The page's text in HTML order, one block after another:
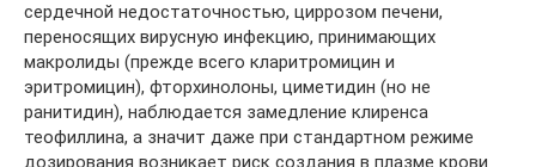
сердечной недостаточностью, циррозом печени,
переносящих вирусную инфекцию, принимающих
макролиды (прежде всего кларитромицин и
эритромицин), фторхинолоны, циметидин (но не
ранитидин), наблюдается замедление клиренса
теофиллина, а значит даже при стандартном режиме
дозирования возникает риск создания в плазме крови